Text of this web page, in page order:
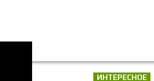
ИНТЕРЕСНОЕ